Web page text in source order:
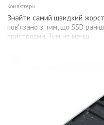
Компютери
Знайти самий швидкий
пов'язано з тим, що SSD
пристроями. Тим не менш